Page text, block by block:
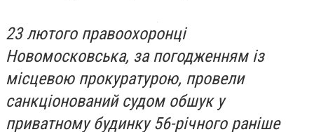
23 лютого правоохоронці
Новомосковська, за погодженням із
місцевою прокуратурою, провели
санкціонований судом обшук у
приватному будинку 56-річного раніше